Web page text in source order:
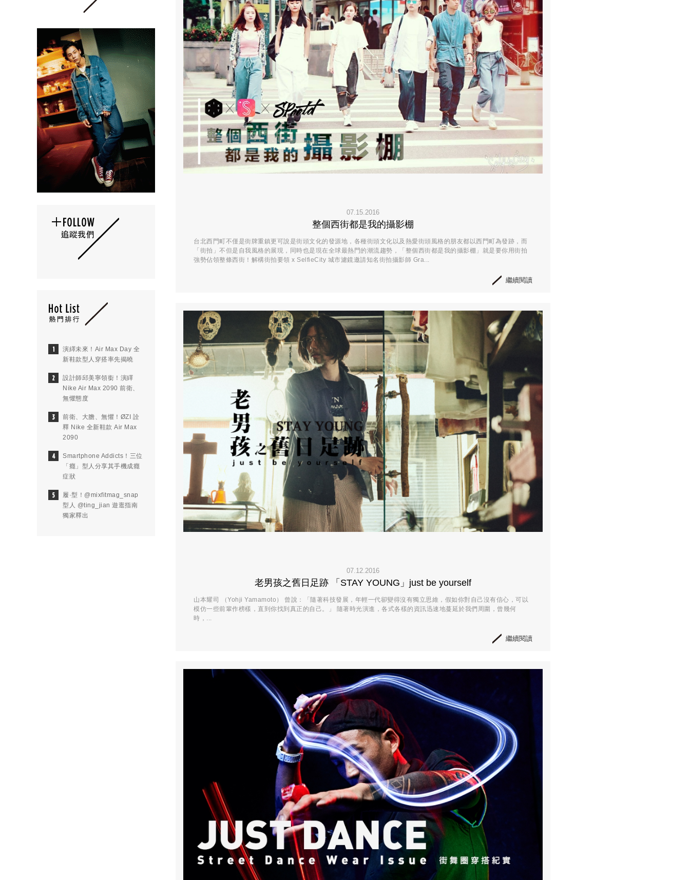
演繹未來！Air Max Day 全
新鞋款型人穿搭率先揭曉
設計師邱美寧領銜！演繹
Nike Air Max 2090 前衛、
無懼態度
前衛、大膽、無懼！ØZI 詮
釋 Nike 全新鞋款 Air Max
2090
Smartphone Addicts！三位
「癮」型人分享其手機成癮
症狀
履·型！@mixfitmag_snap
型人 @ting_jian 遊逛指南
獨家釋出
07.15.2016
整個西街都是我的攝影棚
台北西門町不僅是街牌重鎮更可說是街頭文化的發源地，各種街頭文化以及熱愛街頭風格的朋友都以西門町為發跡，而
「街拍」不但是自我風格的展現，同時也是現在全球最熱門的潮流趨勢，「整個西街都是我的攝影棚」就是要你用街拍
強勢佔領整條西街！解構街拍要領 x SelfieCity 城市濾鏡邀請知名街拍攝影師 Gra...
繼續閱讀
07.12.2016
老男孩之舊日足跡 「STAY YOUNG」just be yourself
山本耀司 （Yohji Yamamoto） 曾說：「隨著科技發展，年輕一代卻變得沒有獨立思維，假如你對自己沒有信心，可以
模仿一些前輩作榜樣，直到你找到真正的自己。」 隨著時光演進，各式各樣的資訊迅速地蔓延於我們周圍，曾幾何
時，...
繼續閱讀